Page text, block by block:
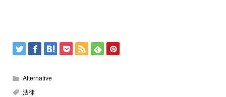
Alternative
法律